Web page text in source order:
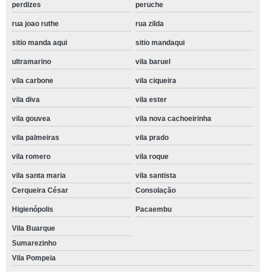
perdizes peruche
rua joao ruthe rua zilda
sitio manda aqui sitio mandaqui
ultramarino vila baruel
vila carbone vila ciqueira
vila diva vila ester
vila gouvea vila nova cachoeirinha
vila palmeiras vila prado
vila romero vila roque
vila santa maria
vila santista
Cerqueira César
Consolação
Higienópolis Pacaembu
Vila Buarque
Sumarezinho
Vila Pompeia